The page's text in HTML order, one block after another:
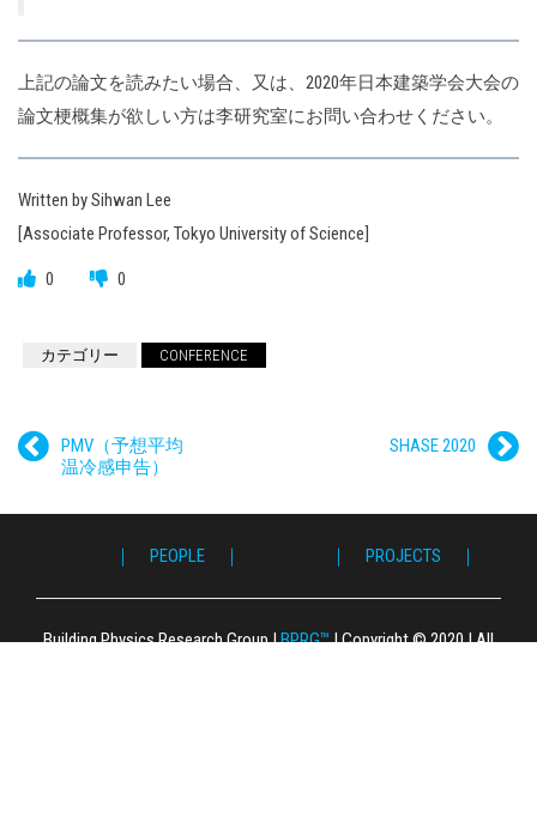
上記の論文を読みたい場合、又は、2020年日本建築学会大会の
論文梗概集が欲しい方は李研究室にお問い合わせください。
Written by Sihwan Lee
[Associate Professor, Tokyo University of Science]
0 0
カテゴリー CONFERENCE
PMV（予想平均
温冷感申告）
SHASE 2020
｜ PEOPLE ｜ ｜ PROJECTS ｜
Building Physics Research Group|BPRG™|Copyright © 2020|All